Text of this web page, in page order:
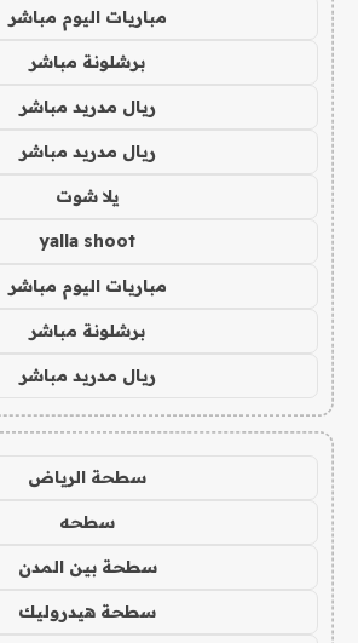
مباريات اليوم مباشر
برشلونة مباشر
ريال مدريد مباشر
ريال مدريد مباشر
يلا شوت
yalla shoot
مباريات اليوم مباشر
برشلونة مباشر
ريال مدريد مباشر
سطحة الرياض
سطحه
سطحة بين المدن
سطحة هيدروليك